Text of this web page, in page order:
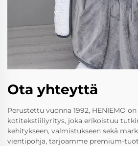
Ota yhteyttä
Perustettu vuonna 1992, HENIEMO
kotitekstiiliyritys, joka erikoistuu
kehitykseen, valmistukseen sekä
vientipohja, tarjoamme premium-